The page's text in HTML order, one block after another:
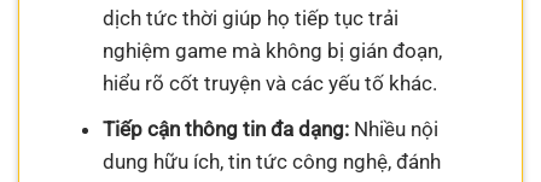
dịch tức thời giúp họ tiếp tục trải
nghiệm game mà không bị gián đoạn,
hiểu rõ cốt truyện và các yếu tố khác.
Tiếp cận thông tin đa dạng:Nhiều nội
dung hữu ích, tin tức công nghệ, đánh